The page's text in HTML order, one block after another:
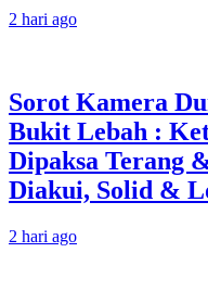
2 hari ago
Sorot Kamera
Bukit Lebah :
Dipaksa Terang
Diakui, Solid &
2 hari ago